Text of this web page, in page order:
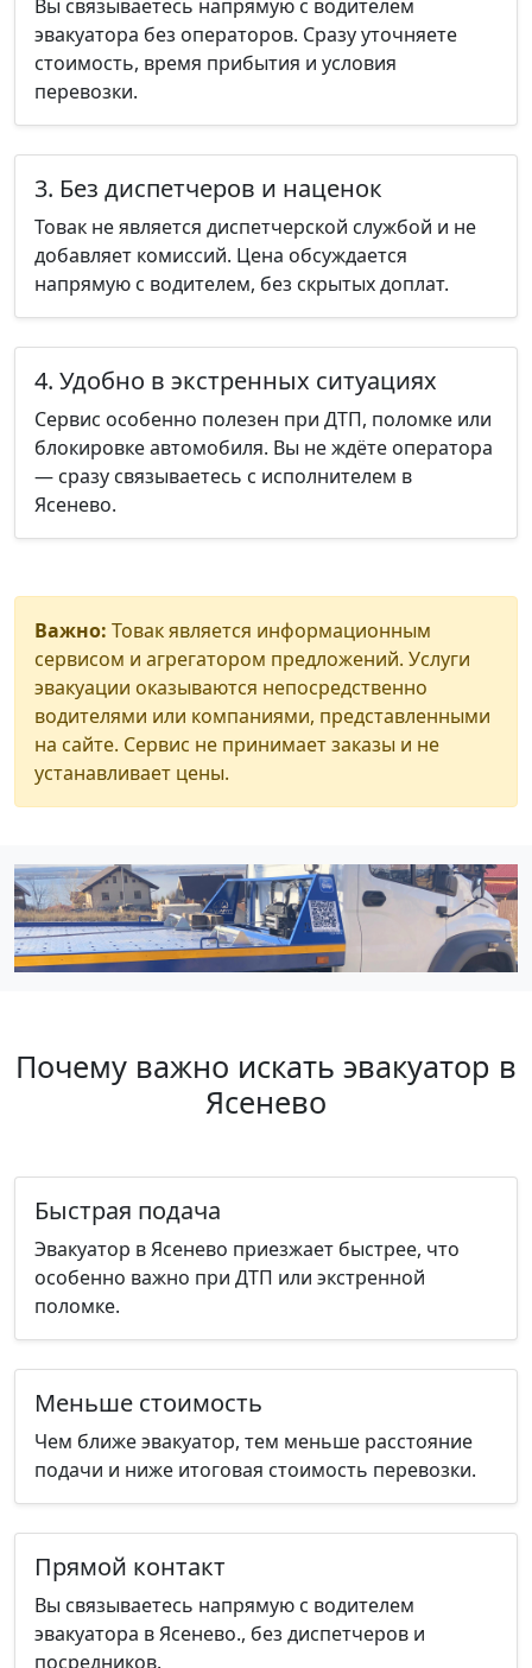
Вы связываетесь напрямую с водителем
эвакуатора без операторов. Сразу уточняете
стоимость, время прибытия и условия
перевозки.
3. Без диспетчеров и наценок
Товак не является диспетчерской службой и не
добавляет комиссий. Цена обсуждается
напрямую с водителем, без скрытых доплат.
4. Удобно в экстренных ситуациях
Сервис особенно полезен при ДТП, поломке или
блокировке автомобиля. Вы не ждёте оператора
— сразу связываетесь с исполнителем в
Ясенево.
Важно: Товак является информационным
сервисом и агрегатором предложений. Услуги
эвакуации оказываются непосредственно
водителями или компаниями, представленными
на сайте. Сервис не принимает заказы и не
устанавливает цены.
Почему важно искать эвакуатор в
Ясенево
Быстрая подача
Эвакуатор в Ясенево приезжает быстрее, что
особенно важно при ДТП или экстренной
поломке.
Меньше стоимость
Чем ближе эвакуатор, тем меньше расстояние
подачи и ниже итоговая стоимость перевозки.
Прямой контакт
Вы связываетесь напрямую с водителем
эвакуатора в Ясенево., без диспетчеров и
посредников.